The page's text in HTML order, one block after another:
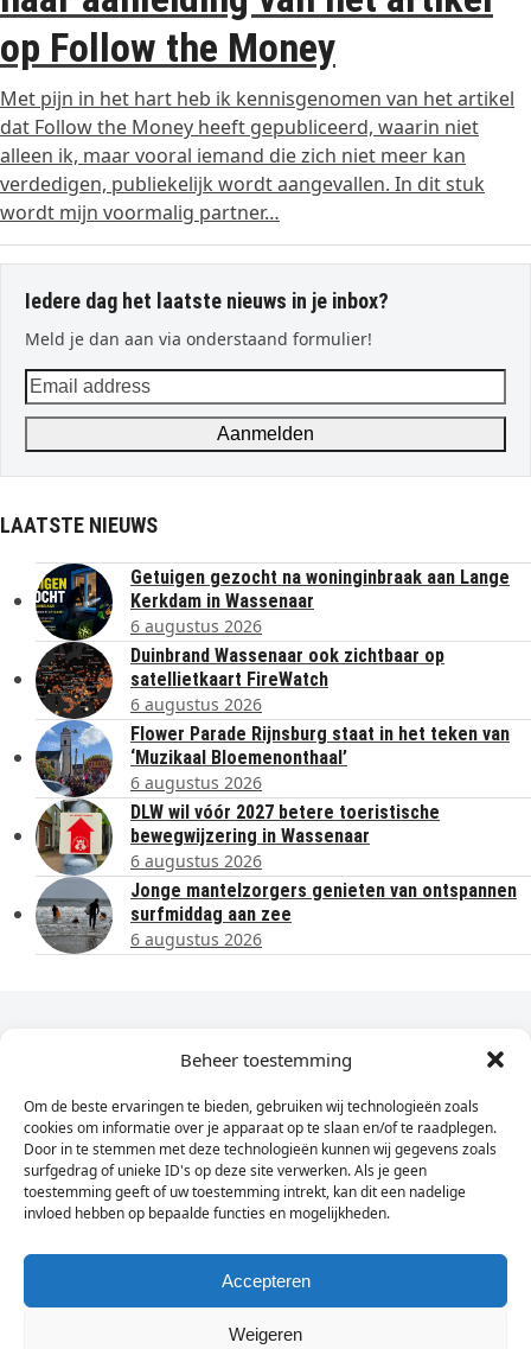
Beheer toestemming
Om de beste ervaringen te bieden, gebruiken wij technologieën zoals
cookies om informatie over je apparaat op te slaan en/of te raadplegen.
Door in te stemmen met deze technologieën kunnen wij gegevens zoals
surfgedrag of unieke ID's op deze site verwerken. Als je geen
toestemming geeft of uw toestemming intrekt, kan dit een nadelige
invloed hebben op bepaalde functies en mogelijkheden.
Accepteren
Weigeren
op Follow the Money
Met pijn in het hart heb ik kennisgenomen van het artikel
dat Follow the Money heeft gepubliceerd, waarin niet
alleen ik, maar vooral iemand die zich niet meer kan
verdedigen, publiekelijk wordt aangevallen. In dit stuk
wordt mijn voormalig partner…
Iedere dag het laatste nieuws in je inbox?
Meld je dan aan via onderstaand formulier!
Email
address
Aanmelden
LAATSTE NIEUWS
Getuigen gezocht na woninginbraak aan Lange
Kerkdam in Wassenaar
6 augustus 2026
Duinbrand Wassenaar ook zichtbaar op
satellietkaart FireWatch
6 augustus 2026
Flower Parade Rijnsburg staat in het teken van
‘Muzikaal Bloemenonthaal’
6 augustus 2026
DLW wil vóór 2027 betere toeristische
bewegwijzering in Wassenaar
6 augustus 2026
Jonge mantelzorgers genieten van ontspannen
surfmiddag aan zee
6 augustus 2026
Dagelijks het laatste nieuws in je e-mail?
Vul
hier
je
e-
mailadres
in
Sign Up